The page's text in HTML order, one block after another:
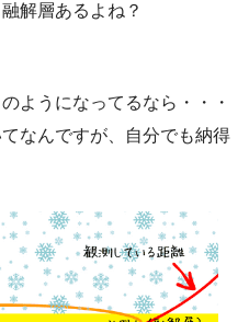
解層あるよね？
ようになってるなら・・・
なんですが、自分でも納得